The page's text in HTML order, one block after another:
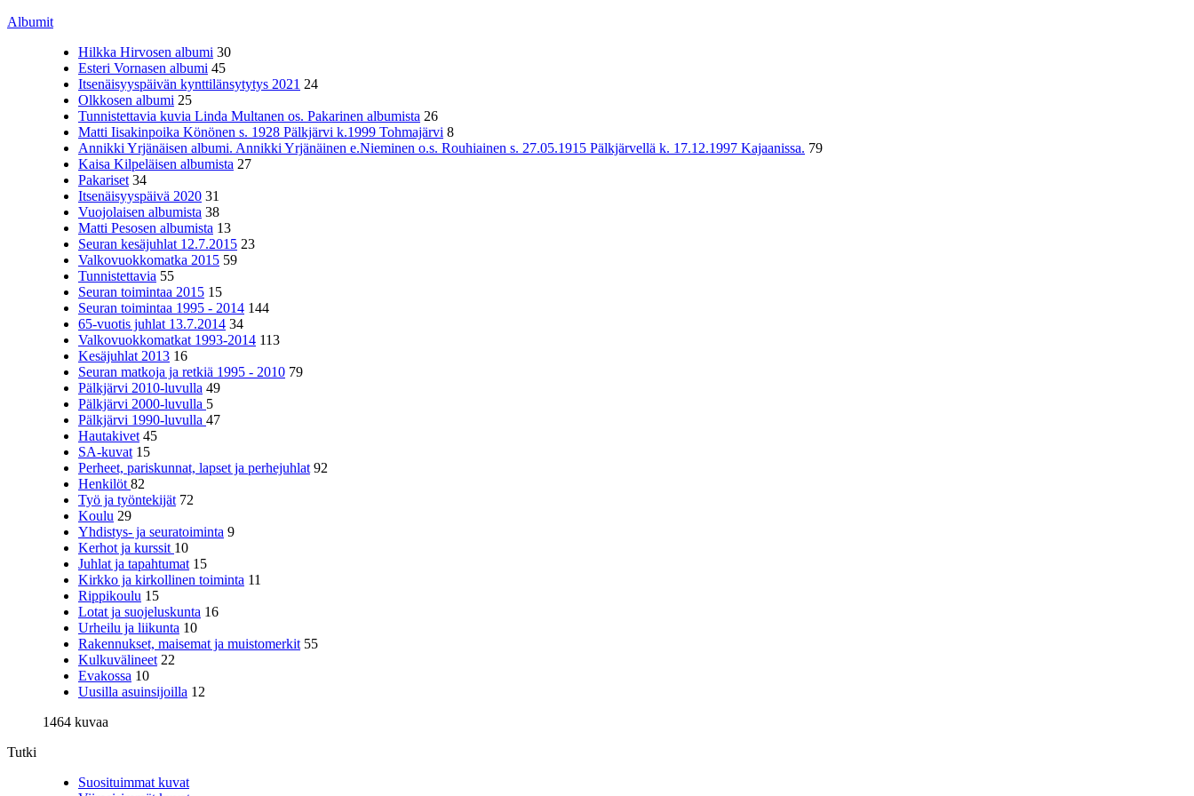
Albumit
Hilkka Hirvosen albumi 30
Esteri Vornasen albumi 45
Itsenäisyyspäivän kynttilänsytytys 2021 24
Olkkosen albumi 25
Tunnistettavia kuvia Linda Multanen os. Pakarinen albumista 26
Matti Iisakinpoika Könönen s. 1928 Pälkjärvi k.1999 Tohmajärvi 8
Annikki Yrjänäisen albumi. Annikki Yrjänäinen e.Nieminen o.s. Rouhiainen s. 27.05.1915 Pälkjärvellä k. 17.12.1997 Kajaanissa. 79
Kaisa Kilpeläisen albumista 27
Pakariset 34
Itsenäisyyspäivä 2020 31
Vuojolaisen albumista 38
Matti Pesosen albumista 13
Seuran kesäjuhlat 12.7.2015 23
Valkovuokkomatka 2015 59
Tunnistettavia 55
Seuran toimintaa 2015 15
Seuran toimintaa 1995 - 2014 144
65-vuotis juhlat 13.7.2014 34
Valkovuokkomatkat 1993-2014 113
Kesäjuhlat 2013 16
Seuran matkoja ja retkiä 1995 - 2010 79
Pälkjärvi 2010-luvulla 49
Pälkjärvi 2000-luvulla 5
Pälkjärvi 1990-luvulla 47
Hautakivet 45
SA-kuvat 15
Perheet, pariskunnat, lapset ja perhejuhlat 92
Henkilöt 82
Työ ja työntekijät 72
Koulu 29
Yhdistys- ja seuratoiminta 9
Kerhot ja kurssit 10
Juhlat ja tapahtumat 15
Kirkko ja kirkollinen toiminta 11
Rippikoulu 15
Lotat ja suojeluskunta 16
Urheilu ja liikunta 10
Rakennukset, maisemat ja muistomerkit 55
Kulkuvälineet 22
Evakossa 10
Uusilla asuinsijoilla 12
1464 kuvaa
Tutki
Suosituimmat kuvat